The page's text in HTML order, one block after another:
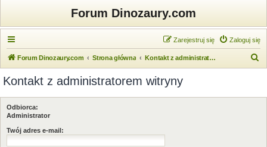
Forum Dinozaury.com
Zaloguj się
Zarejestruj się
Forum Dinozaury.com Strona główna Kontakt z administratorem witryny
k
Kontakt z administratorem witryny
Odbiorca:
Administrator
Twój adres e-mail: